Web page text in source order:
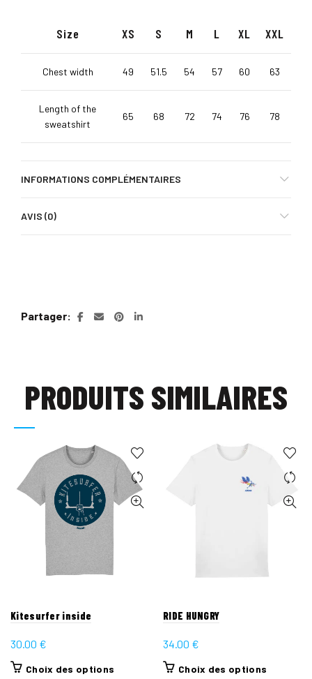
Size XS S M L XL XXL
Chest width 49 51.5 54 57 60 63
Length of the
sweatshirt
65 68 72 74 76 78
INFORMATIONS COMPLÉMENTAIRES
AVIS (0)
Partager
PRODUITS SIMILAIRES
Kitesurfer inside
30.00 €
Choix des options
RIDE HUNGRY
34.00 €
Choix des options